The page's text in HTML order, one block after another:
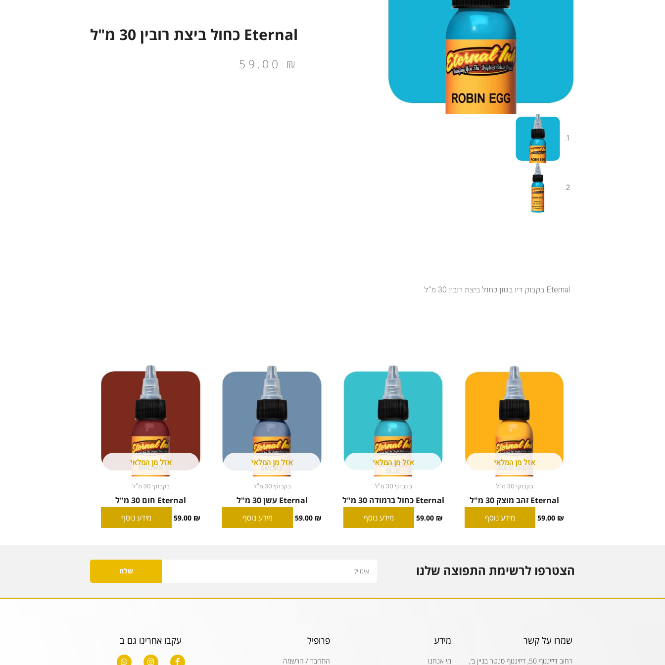
Eternal כחול ביצת רובין 30 מ"ל
59.00 ₪
Eternal בקבוק דיו בגוון כחול ביצת רובין 30 מ"ל
אזל מן המלאי
בקבוקי 30 מ"ל
Eternal זהב מוצק 30 מ"ל
59.00 ₪ מידע נוסף
אזל מן המלאי
בקבוקי 30 מ"ל
Eternal כחול ברמודה 30 מ"ל
59.00 ₪ מידע נוסף
אזל מן המלאי
בקבוקי 30 מ"ל
Eternal עשן 30 מ"ל
59.00 ₪ מידע נוסף
אזל מן המלאי
בקבוקי 30 מ"ל
Eternal חום 30 מ"ל
59.00 ₪ מידע נוסף
הצטרפו לרשימת התפוצה שלנו שלח
שמרו על קשר
רחוב דיזינגוף 50, דיזינגוף סנטר בניין ב׳,
מידע
מי אנחנו
פרופיל
התחבר / הרשמה
עקבו אחרינו גם ב
F
I
W